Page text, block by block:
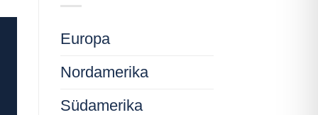
Europa
Nordamerika
Südamerika